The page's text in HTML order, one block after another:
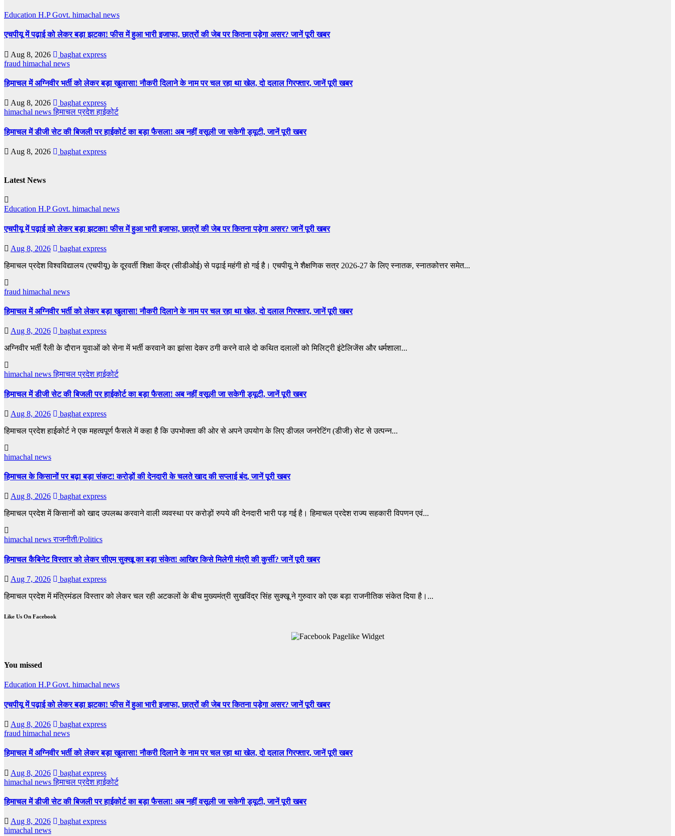
Education H.P Govt. himachal news
एचपीयू में पढ़ाई को लेकर बड़ा झटका! फीस में हुआ भारी इजाफा, छात्रों की जेब पर कितना पड़ेगा असर? जानें पूरी खबर
Aug 8, 2026
baghat express
fraud himachal news
हिमाचल में अग्निवीर भर्ती को लेकर बड़ा खुलासा! नौकरी दिलाने के नाम पर चल रहा था खेल, दो दलाल गिरफ्तार, जानें पूरी खबर
Aug 8, 2026
baghat express
himachal newsहिमाचल प्रदेश हाईकोर्ट
हिमाचल में डीजी सेट की बिजली पर हाईकोर्ट का बड़ा फैसला! अब नहीं वसूली जा सकेगी ड्यूटी, जानें पूरी खबर
Aug 8, 2026 baghat express
Latest News
Education H.P Govt. himachal news
एचपीयू में पढ़ाई को लेकर बड़ा झटका! फीस में हुआ भारी इजाफा, छात्रों की जेब पर कितना पड़ेगा असर? जानें पूरी खबर
Aug 8, 2026
baghat express
हिमाचल प्रदेश विश्वविद्यालय (एचपीयू) के दूरवर्ती शिक्षा केंद्र (सीडीओई) से पढ़ाई महंगी हो गई है। एचपीयू ने शैक्षणिक सत्र 2026-27 के लिए स्नातक, स्नातकोत्तर समेत...
fraud himachal news
हिमाचल में अग्निवीर भर्ती को लेकर बड़ा खुलासा! नौकरी दिलाने के नाम पर चल रहा था खेल, दो दलाल गिरफ्तार, जानें पूरी खबर
Aug 8, 2026
baghat express
अग्निवीर भर्ती रैली के दौरान युवाओं को सेना में भर्ती करवाने का झांसा देकर ठगी करने वाले दो कथित दलालों को मिलिट्री इंटेलिजेंस और धर्मशाला...
himachal newsहिमाचल प्रदेश हाईकोर्ट
हिमाचल में डीजी सेट की बिजली पर हाईकोर्ट का बड़ा फैसला! अब नहीं वसूली जा सकेगी ड्यूटी, जानें पूरी खबर
Aug 8, 2026
baghat express
हिमाचल प्रदेश हाईकोर्ट ने एक महत्वपूर्ण फैसले में कहा है कि उपभोक्ता की ओर से अपने उपयोग के लिए डीजल जनरेटिंग (डीजी) सेट से उत्पन्न...
himachal news
हिमाचल के किसानों पर बढ़ा बड़ा संकट! करोड़ों की देनदारी के चलते खाद की सप्लाई बंद, जानें पूरी खबर
Aug 8, 2026
baghat express
हिमाचल प्रदेश में किसानों को खाद उपलब्ध करवाने वाली व्यवस्था पर करोड़ों रुपये की देनदारी भारी पड़ गई है। हिमाचल प्रदेश राज्य सहकारी विपणन एवं...
himachal newsराजनीती/Politics
हिमाचल कैबिनेट विस्तार को लेकर सीएम सुक्खू का बड़ा संकेत! आखिर किसे मिलेगी मंत्री की कुर्सी? जानें पूरी खबर
Aug 7, 2026
baghat express
हिमाचल प्रदेश में मंत्रिमंडल विस्तार को लेकर चल रही अटकलों के बीच मुख्यमंत्री सुखविंद्र सिंह सुक्खू ने गुरुवार को एक बड़ा राजनीतिक संकेत दिया है।...
Like Us On Facebook
You missed
Education H.P Govt. himachal news
एचपीयू में पढ़ाई को लेकर बड़ा झटका! फीस में हुआ भारी इजाफा, छात्रों की जेब पर कितना पड़ेगा असर? जानें पूरी खबर
Aug 8, 2026
baghat express
fraud himachal news
हिमाचल में अग्निवीर भर्ती को लेकर बड़ा खुलासा! नौकरी दिलाने के नाम पर चल रहा था खेल, दो दलाल गिरफ्तार, जानें पूरी खबर
Aug 8, 2026
baghat express
himachal newsहिमाचल प्रदेश हाईकोर्ट
हिमाचल में डीजी सेट की बिजली पर हाईकोर्ट का बड़ा फैसला! अब नहीं वसूली जा सकेगी ड्यूटी, जानें पूरी खबर
Aug 8, 2026
baghat express
himachal news